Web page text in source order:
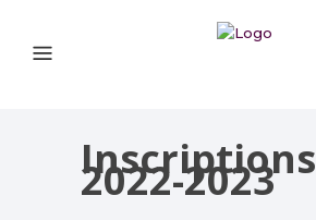
Inscriptions
2022-2023